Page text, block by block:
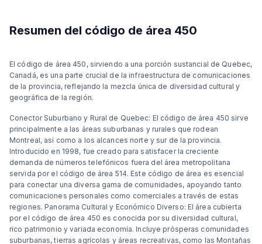
Resumen del código de área 450
El código de área 450, sirviendo a una porción sustancial de Quebec,
Canadá, es una parte crucial de la infraestructura de comunicaciones
de la provincia, reflejando la mezcla única de diversidad cultural y
geográfica de la región.
Conector Suburbano y Rural de Quebec: El código de área 450 sirve
principalmente a las áreas suburbanas y rurales que rodean
Montreal, así como a los alcances norte y sur de la provincia.
Introducido en 1998, fue creado para satisfacer la creciente
demanda de números telefónicos fuera del área metropolitana
servida por el código de área 514. Este código de área es esencial
para conectar una diversa gama de comunidades, apoyando tanto
comunicaciones personales como comerciales a través de estas
regiones. Panorama Cultural y Económico Diverso: El área cubierta
por el código de área 450 es conocida por su diversidad cultural,
rico patrimonio y variada economía. Incluye prósperas comunidades
suburbanas, tierras agrícolas y áreas recreativas, como las Montañas